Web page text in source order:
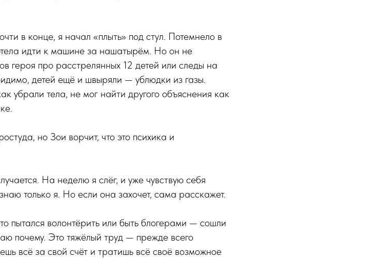
в конце, я начал «плыть» под стул. Потемнело в
идти к машине за нашатырём. Но он не
героя про расстрелянных 12 детей или следы на
детей ещё и швыряли — ублюдки из газы.
убрали тела, не мог найти другого объяснения как
но Зои ворчит, что это психика и
На неделю я слёг, и уже чувствую себя
только я. Но если она захочет, сама расскажет.
пытался волонтёрить или быть блогерами — сошли
почему. Это тяжёлый труд — прежде всего
всё за свой счёт и тратишь всё своё возможное